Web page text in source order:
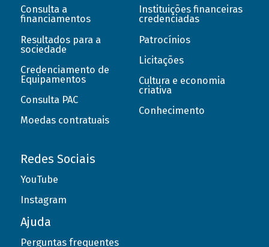
Consulta a
financiamentos
Resultados para a
sociedade
Credenciamento de
Equipamentos
Consulta PAC
Moedas contratuais
Instituições financeiras
credenciadas
Patrocínios
Licitações
Cultura e economia
criativa
Conhecimento
Redes Sociais
YouTube
Instagram
Ajuda
Perguntas frequentes